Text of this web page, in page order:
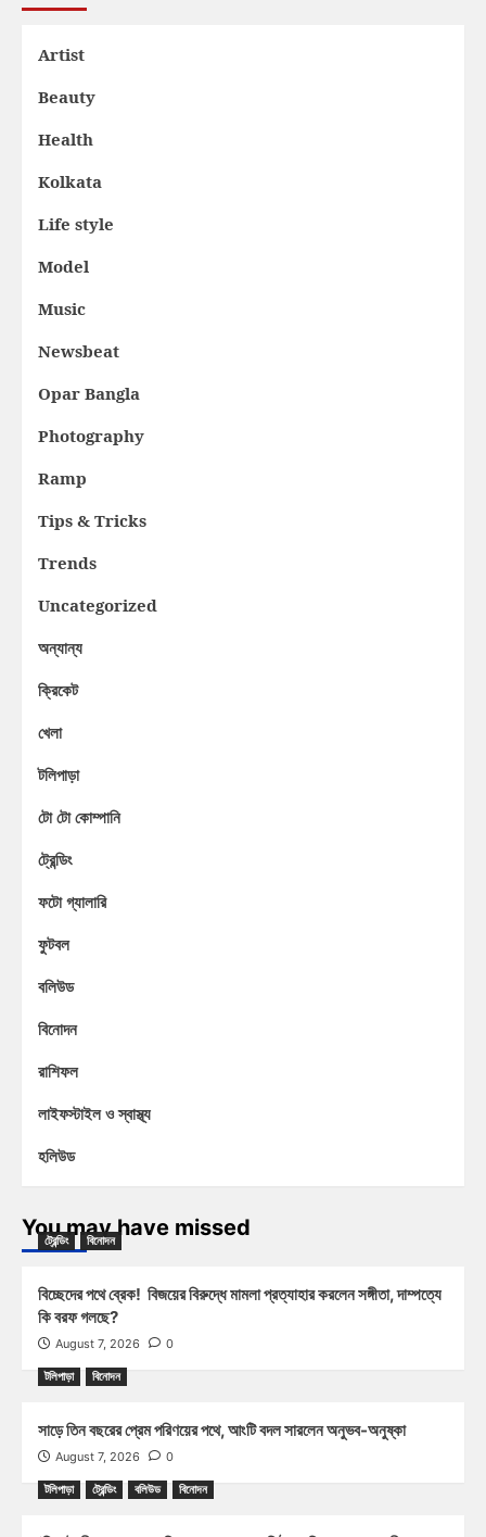
Artist
Beauty
Health
Kolkata
Life style
Model
Music
Newsbeat
Opar Bangla
Photography
Ramp
Tips & Tricks
Trends
Uncategorized
অন্যান্য
ক্রিকেট
খেলা
টলিপাড়া
টো টো কোম্পানি
ট্রেন্ডিং
ফটো গ্যালারি
ফুটবল
বলিউড
বিনোদন
রাশিফল
লাইফস্টাইল ও স্বাস্থ্য
হলিউড
You may have missed
ট্রেন্ডিং বিনোদন
বিচ্ছেদের পথে ব্রেক! বিজয়ের বিরুদ্ধে মামলা প্রত্যাহার করলেন সঙ্গীতা, দাম্পত্যে
কি বরফ গলছে?
August 7, 2026 0
টলিপাড়া বিনোদন
সাড়ে তিন বছরের প্রেম পরিণয়ের পথে, আংটি বদল সারলেন অনুভব-অনুষ্কা
August 7, 2026 0
টলিপাড়া ট্রেন্ডিং বলিউড বিনোদন